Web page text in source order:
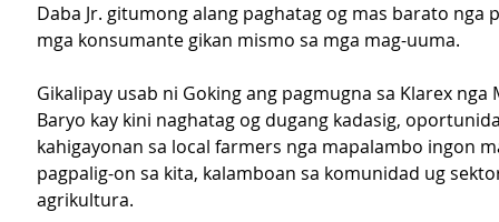
Daba Jr. gitumong alang paghatag og mas barato nga
mga konsumante gikan mismo sa mga mag-uuma.
Gikalipay usab ni Goking ang pagmugna sa Klarex nga
Baryo kay kini naghatag og dugang kadasig,
kahigayonan sa local farmers nga mapalambo ingon
pagpalig-on sa kita, kalamboan sa komunidad ug
agrikultura.